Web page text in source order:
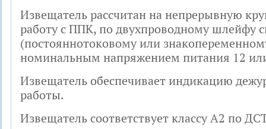
Извещатель рассчитан на непрерывную
работу с ППК, по двухпроводному шлейфу
(постояннотоковому или
номинальным напряжением питания 12
Извещатель обеспечивает индикацию
работы.
Извещатель соответствует классу А2 по